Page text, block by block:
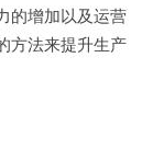
的增加以及运营
方法来提升生产